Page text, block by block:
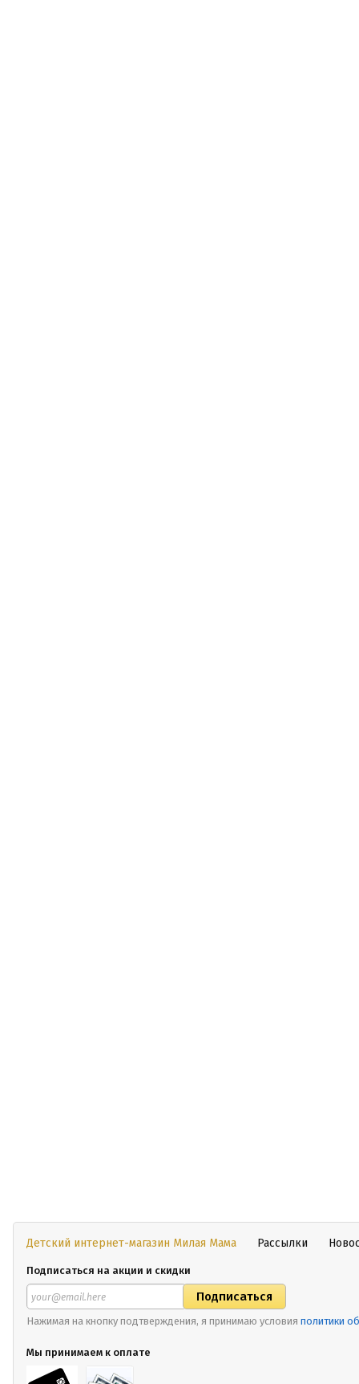
Детский интернет-магазин Милая Мама Рассылки
Подписаться на акции и скидки
Нажимая на кнопку подтверждения, я принимаю условия политики
Мы принимаем к оплате